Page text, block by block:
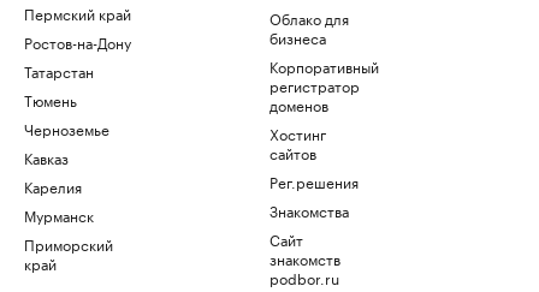
Пермский край
Ростов-на-Дону
Татарстан
Тюмень
Черноземье
Кавказ
Карелия
Мурманск
Приморский
край
Облако для
бизнеса
Корпоративный
регистратор
доменов
Хостинг
сайтов
Рег.решения
Знакомства
Сайт
знакомств
podbor.ru